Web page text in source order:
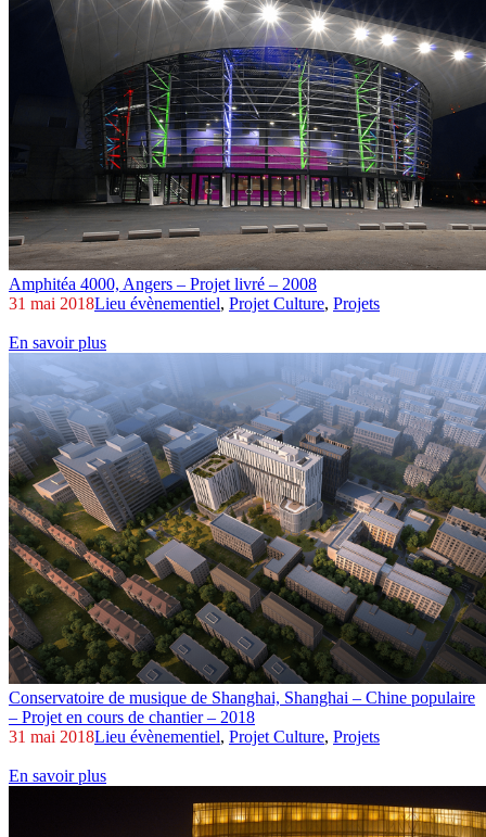
Amphitéa 4000, Angers – Projet livré – 2008
31 mai 2018Lieu évènementiel, Projet Culture, Projets
En savoir plus
Conservatoire de musique de Shanghai, Shanghai – Chine populaire
– Projet en cours de chantier – 2018
31 mai 2018Lieu évènementiel, Projet Culture, Projets
En savoir plus